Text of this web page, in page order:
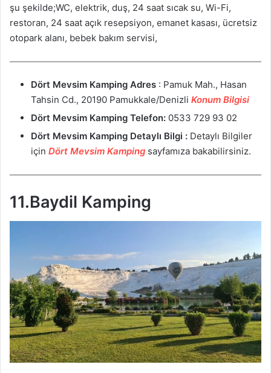
şu şekilde;WC, elektrik, duş, 24 saat sıcak su, Wi-Fi,
restoran, 24 saat açık resepsiyon, emanet kasası, ücretsiz
otopark alanı, bebek bakım servisi,
Dört Mevsim Kamping Adres : Pamuk Mah., Hasan
Tahsin Cd., 20190 Pamukkale/Denizli Konum Bilgisi
Dört Mevsim Kamping Telefon: 0533 729 93 02
Dört Mevsim Kamping Detaylı Bilgi : Detaylı Bilgiler
için Dört Mevsim Kamping sayfamıza bakabilirsiniz.
11.Baydil Kamping